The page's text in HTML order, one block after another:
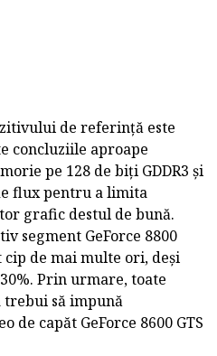
de referință este
concluziile aproape
pe 128 de biți GDDR3 și
flux pentru a limita
grafic destul de bună.
segment GeForce 8800
cip de mai multe ori, deși
Prin urmare, toate
să impună
capăt GeForce 8600 GTS